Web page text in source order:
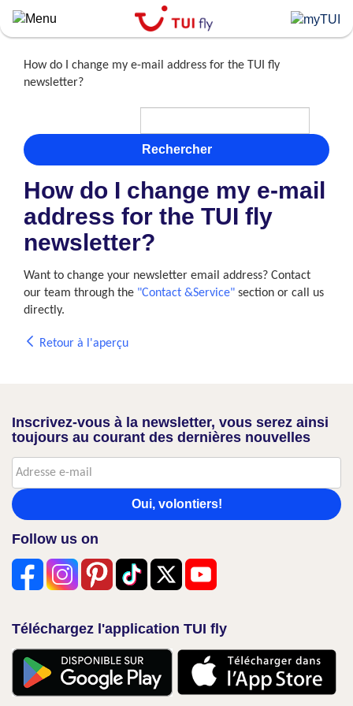
Skip
to
contentHow do I change my e-mail address for the TUI fly
newsletter?
Rechercher
How do I change my e-mail
address for the TUI fly
newsletter?
Want to change your newsletter email address? Contact
our team through the "Contact &Service" section or call us
directly.
Retour à l'aperçu
Inscrivez-vous à la newsletter, vous serez ainsi
toujours au courant des dernières nouvelles
Oui, volontiers!
Follow us on
Téléchargez l'application TUI fly